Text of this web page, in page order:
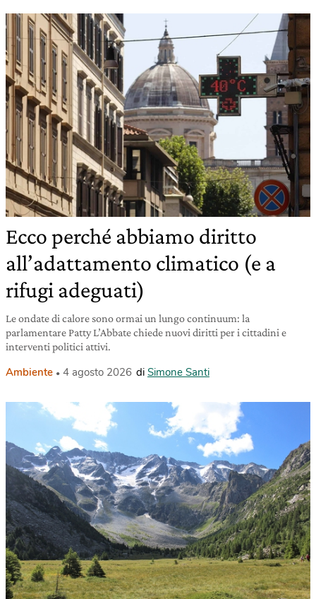
Ecco perché abbiamo diritto
all’adattamento climatico (e a
rifugi adeguati)
Le ondate di calore sono ormai un lungo continuum: la
parlamentare Patty L’Abbate chiede nuovi diritti per i cittadini e
interventi politici attivi.
Ambiente 4 agosto 2026 di Simone Santi